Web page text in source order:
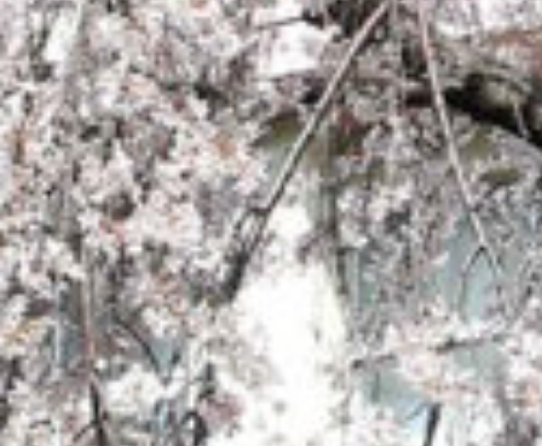
on line229Warning